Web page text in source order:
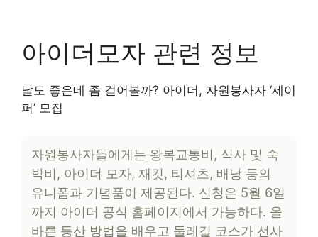
아이더모자 관련 정보
날도 좋은데 좀 걸어볼까? 아이더, 자원봉사자 ‘세이
퍼’ 모집
자원봉사자들에게는 왕복교통비, 식사 및 숙
박비, 아이더 모자, 재킷, 티셔츠, 배낭 등의
유니폼과 기념품이 제공된다. 신청은 5월 6일
까지 아이더 공식 홈페이지에서 가능하다. 올
바른 등산 방법을 배우고 둘레길 코스가 선사